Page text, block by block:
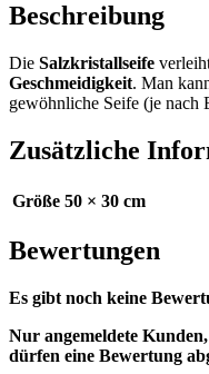
Beschreibung
Die Salzkristallseife
Geschmeidigkeit. Man
gewöhnliche Seife (je
Zusätzliche
Größe 50 × 30 cm
Bewertungen
Es gibt noch keine
Nur angemeldete
dürfen eine Bewertung